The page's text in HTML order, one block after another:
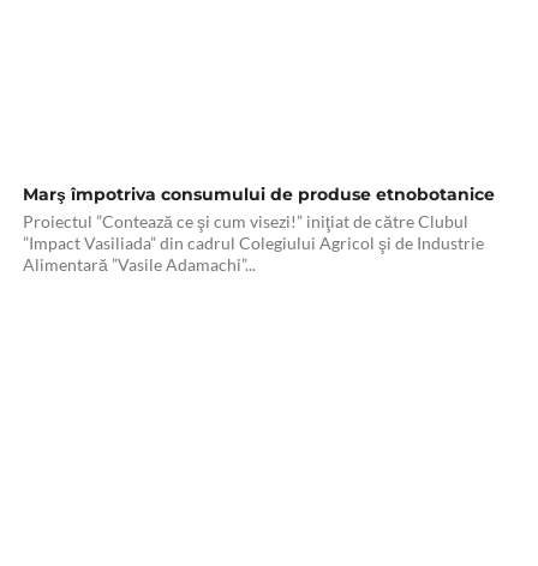
Marş împotriva consumului de produse etnobotanice
Proiectul ”Contează ce şi cum visezi!” iniţiat de către Clubul
”Impact Vasiliada” din cadrul Colegiului Agricol şi de Industrie
Alimentară ”Vasile Adamachi”...